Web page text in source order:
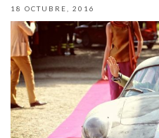
18 OCTUBRE, 2016